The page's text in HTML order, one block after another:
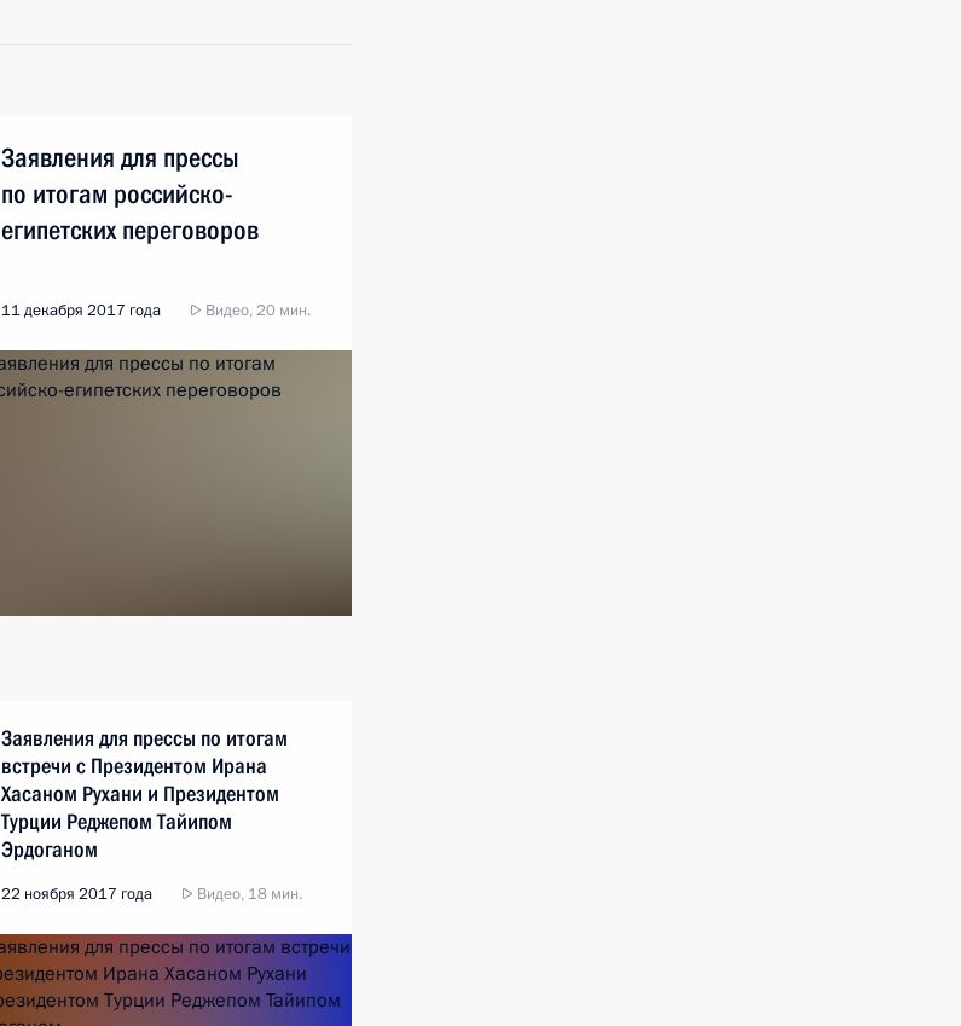
Заявления для прессы
по итогам российско-
египетских переговоров
11 декабря 2017 года Видео, 20 мин.
Заявления для прессы по итогам
встречи с Президентом Ирана
Хасаном Рухани и Президентом
Турции Реджепом Тайипом
Эрдоганом
22 ноября 2017 года Видео, 18 мин.